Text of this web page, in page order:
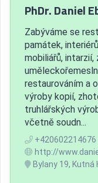
PhDr. Daniel
Zabýváme se
památek,
mobiliářů,
restaurováním a
výroby kopií,
truhlářských
včetně soudn...
+420602214676
http://
Bylany 19, Kutná